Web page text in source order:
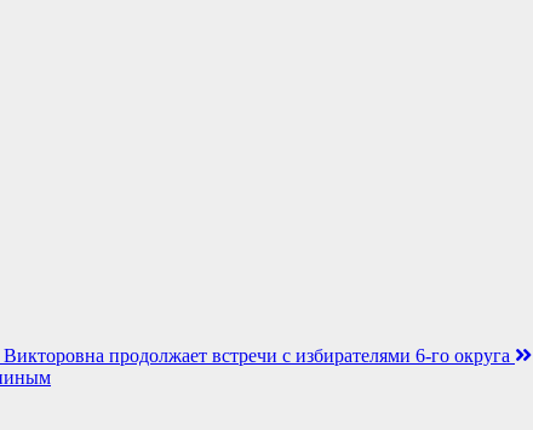
продолжает встречи с избирателями 6-го округа